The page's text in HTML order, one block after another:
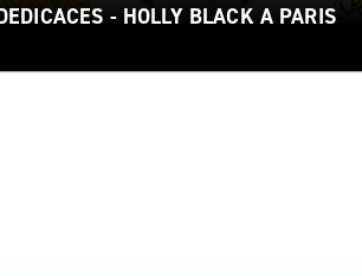
- HOLLY BLACK A PARIS